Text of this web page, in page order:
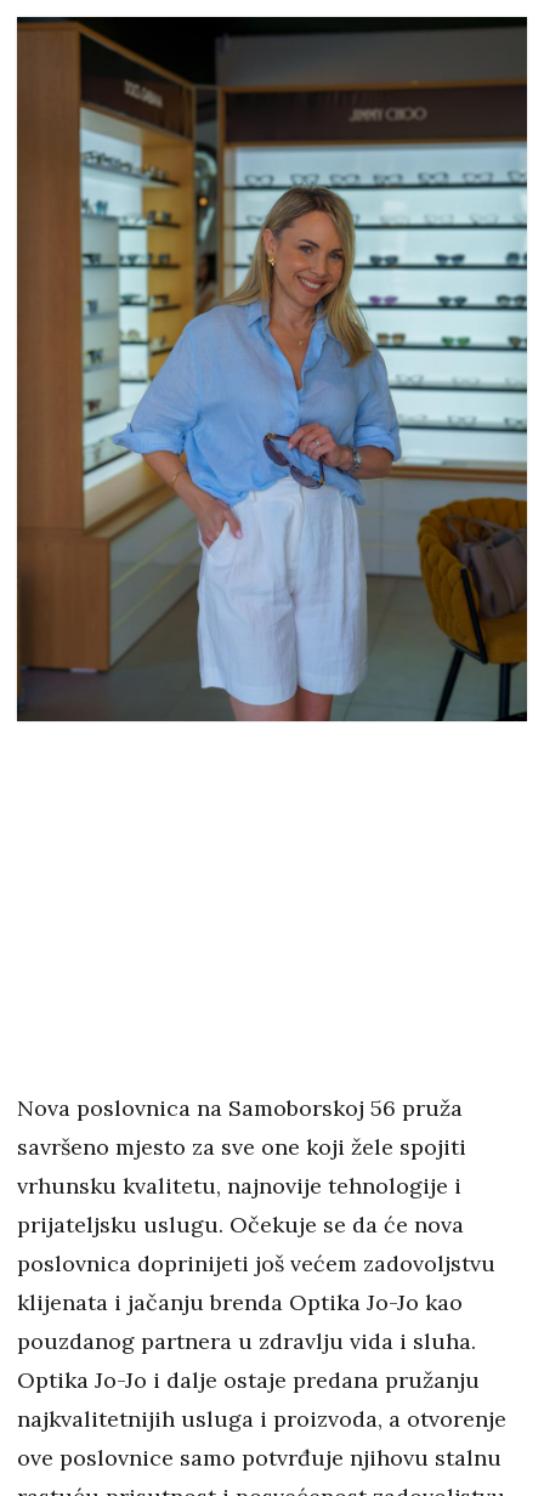
Nova poslovnica na Samoborskoj 56 pruža
savršeno mjesto za sve one koji žele spojiti
vrhunsku kvalitetu, najnovije tehnologije i
prijateljsku uslugu. Očekuje se da će nova
poslovnica doprinijeti još većem zadovoljstvu
klijenata i jačanju brenda Optika Jo-Jo kao
pouzdanog partnera u zdravlju vida i sluha.
Optika Jo-Jo i dalje ostaje predana pružanju
najkvalitetnijih usluga i proizvoda, a otvorenje
ove poslovnice samo potvrđuje njihovu stalnu